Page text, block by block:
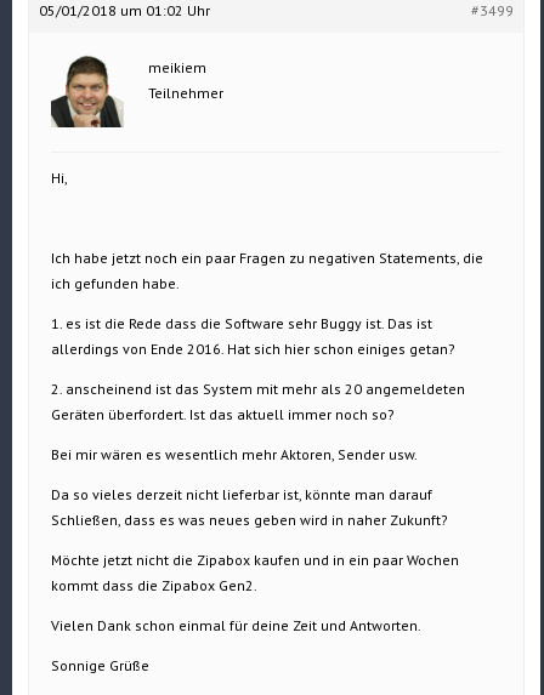
05/01/2018 um 01:02 Uhr #3499
meikiem
Teilnehmer
Hi,
Ich habe jetzt noch ein paar Fragen zu negativen Statements, die
ich gefunden habe.
1. es ist die Rede dass die Software sehr Buggy ist. Das ist
allerdings von Ende 2016. Hat sich hier schon einiges getan?
2. anscheinend ist das System mit mehr als 20 angemeldeten
Geräten überfordert. Ist das aktuell immer noch so?
Bei mir wären es wesentlich mehr Aktoren, Sender usw.
Da so vieles derzeit nicht lieferbar ist, könnte man darauf
Schließen, dass es was neues geben wird in naher Zukunft?
Möchte jetzt nicht die Zipabox kaufen und in ein paar Wochen
kommt dass die Zipabox Gen2.
Vielen Dank schon einmal für deine Zeit und Antworten.
Sonnige Grüße